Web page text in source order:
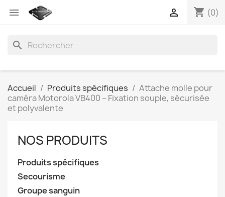
 shopping_cart (0)

search
Accueil Produits spécifiques
Attache molle pour
caméra Motorola VB400 – Fixation souple, sécurisée
et polyvalente
NOS PRODUITS
Produits spécifiques
Secourisme
Groupe sanguin